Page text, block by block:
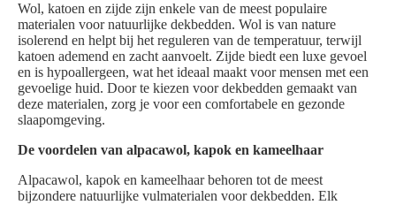
Wol, katoen en zijde zijn enkele van de meest populaire
materialen voor natuurlijke dekbedden. Wol is van nature
isolerend en helpt bij het reguleren van de temperatuur, terwijl
katoen ademend en zacht aanvoelt. Zijde biedt een luxe gevoel
en is hypoallergeen, wat het ideaal maakt voor mensen met een
gevoelige huid. Door te kiezen voor dekbedden gemaakt van
deze materialen, zorg je voor een comfortabele en gezonde
slaapomgeving.
De voordelen van alpacawol, kapok en kameelhaar
Alpacawol, kapok en kameelhaar behoren tot de meest
bijzondere natuurlijke vulmaterialen voor dekbedden. Elk